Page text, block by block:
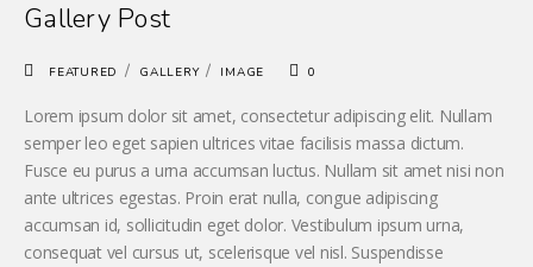
Gallery Post
FEATURED / GALLERY/ IMAGE 0
Lorem ipsum dolor sit amet, consectetur adipiscing elit. Nullam
semper leo eget sapien ultrices vitae facilisis massa dictum.
Fusce eu purus a urna accumsan luctus. Nullam sit amet nisi non
ante ultrices egestas. Proin erat nulla, congue adipiscing
accumsan id, sollicitudin eget dolor. Vestibulum ipsum urna,
consequat vel cursus ut, scelerisque vel nisl. Suspendisse